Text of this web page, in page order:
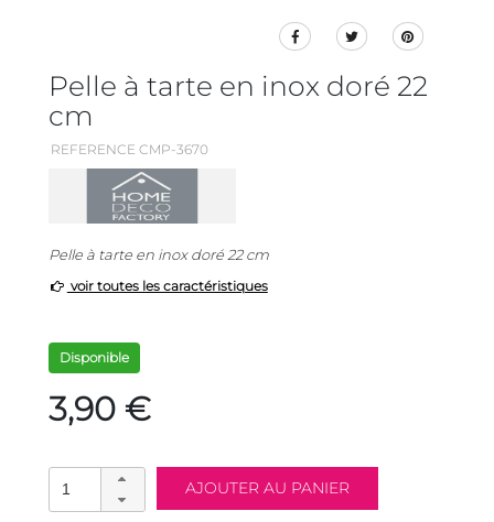
Pelle à tarte en inox doré 22
cm
REFERENCE CMP-3670
Pelle à tarte en inox doré 22 cm
voir toutes les caractéristiques
Disponible
3,90 €